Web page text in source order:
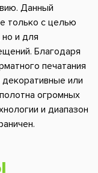
Данный
только с целью
и для
Благодаря
печатания
или
огромных
и диапазон